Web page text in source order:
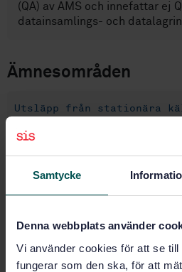
Samtycke
Denna webbplats använder
Vi använder cookies för att se till
fungerar som den ska, för att
(QA) av AMS och innefattar ej
datainsamlings- och
Ämnesområden
Utsläpp från stationära
Köp denna standard
SVENSK STANDARD· SS-EN
Utsläpp och utomhusluft -
automatiska mätsystem